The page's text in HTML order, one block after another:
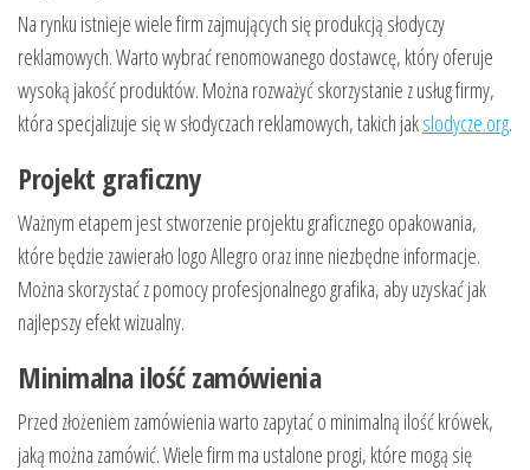
Na rynku istnieje wiele firm zajmujących się produkcją słodyczy
reklamowych. Warto wybrać renomowanego dostawcę, który oferuje
wysoką jakość produktów. Można rozważyć skorzystanie z usług firmy,
która specjalizuje się w słodyczach reklamowych, takich jakslodycze.org.
Projekt graficzny
Ważnym etapem jest stworzenie projektu graficznego opakowania,
które będzie zawierało logo Allegro oraz inne niezbędne informacje.
Można skorzystać z pomocy profesjonalnego grafika, aby uzyskać jak
najlepszy efekt wizualny.
Minimalna ilość zamówienia
Przed złożeniem zamówienia warto zapytać o minimalną ilość krówek,
jaką można zamówić. Wiele firm ma ustalone progi, które mogą się